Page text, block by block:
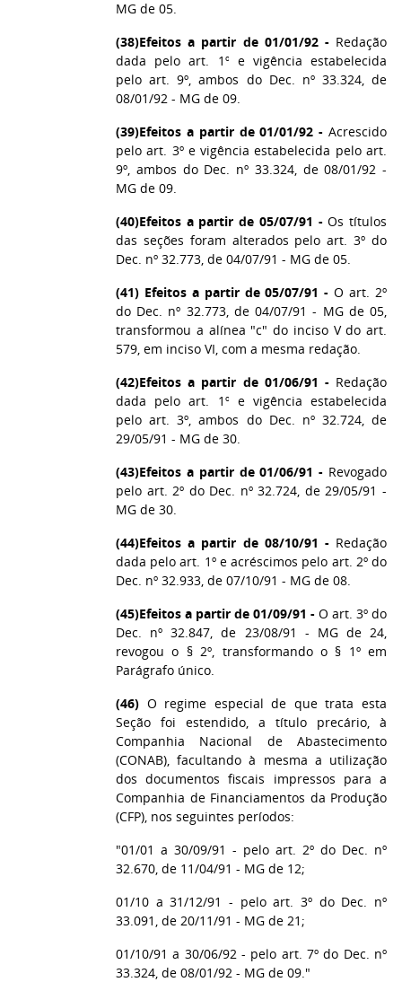
MG de 05.
(38)Efeitos a partir de 01/01/92 -Redação
dada pelo art. 1º e vigência estabelecida
pelo art. 9º, ambos do Dec. nº 33.324, de
08/01/92 - MG de 09.
(39)Efeitos a partir de 01/01/92 - Acrescido
pelo art. 3º e vigência estabelecida pelo art.
9º, ambos do Dec. nº 33.324, de 08/01/92 -
MG de 09.
(40)Efeitos a partir de 05/07/91 -Os títulos
das seções foram alterados pelo art. 3º do
Dec. nº 32.773, de 04/07/91 - MG de 05.
(41) Efeitos a partir de 05/07/91 - O art. 2º
do Dec. nº 32.773, de 04/07/91 - MG de 05,
transformou a alínea "c" do inciso V do art.
579, em inciso VI, com a mesma redação.
(42)Efeitos a partir de 01/06/91 -Redação
dada pelo art. 1º e vigência estabelecida
pelo art. 3º, ambos do Dec. nº 32.724, de
29/05/91 - MG de 30.
(43)Efeitos a partir de 01/06/91 - Revogado
pelo art. 2º do Dec. nº 32.724, de 29/05/91 -
MG de 30.
(44)Efeitos a partir de 08/10/91 -Redação
dada pelo art. 1º e acréscimos pelo art. 2º do
Dec. nº 32.933, de 07/10/91 - MG de 08.
(45)Efeitos a partir de 01/09/91 - O art. 3º do
Dec. nº 32.847, de 23/08/91 - MG de 24,
revogou o § 2º, transformando o § 1º em
Parágrafo único.
(46) O regime especial de que trata esta
Seção foi estendido, a título precário, à
Companhia Nacional de Abastecimento
(CONAB), facultando à mesma a utilização
dos documentos fiscais impressos para a
Companhia de Financiamentos da Produção
(CFP), nos seguintes períodos:
"01/01 a 30/09/91 - pelo art. 2º do Dec. nº
32.670, de 11/04/91 - MG de 12;
01/10 a 31/12/91 - pelo art. 3º do Dec. nº
33.091, de 20/11/91 - MG de 21;
01/10/91 a 30/06/92 - pelo art. 7º do Dec. nº
33.324, de 08/01/92 - MG de 09."